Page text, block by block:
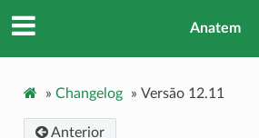
Anatem
» Changelog » Versão 12.11
Anterior